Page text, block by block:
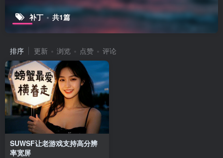
补丁 共1篇
排序 更新 浏览 点赞 评论
SUWSF让老游戏支持高分辨
率宽屏